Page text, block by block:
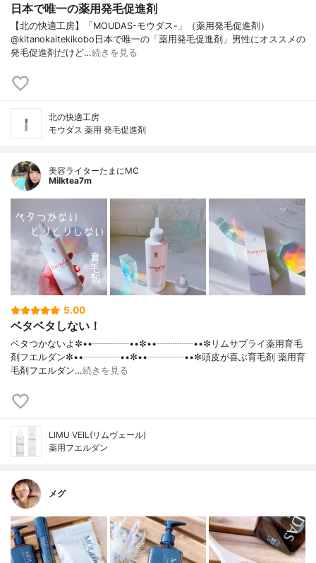
日本で唯一の薬用発毛促進剤
【北の快適工房】「MOUDAS-モウダス-」（薬用発毛促進剤）
@kitanokaitekikobo日本で唯一の「薬用発毛促進剤」男性にオススメの
発毛促進剤だけど…続きを見る
北の快適工房
モウダス 薬用 発毛促進剤
美容ライターたまにMC
Milktea7m
5.00
ベタベタしない！
ベタつかないよ✼••┈┈┈┈••✼••┈┈┈┈••✼リムサプライ薬用育毛
剤フエルダン✼••┈┈┈┈••✼••┈┈┈┈••✼頭皮が喜ぶ育毛剤 薬用育
毛剤フエルダン…続きを見る
LIMU VEIL(リムヴェール)
薬用フエルダン
メグ